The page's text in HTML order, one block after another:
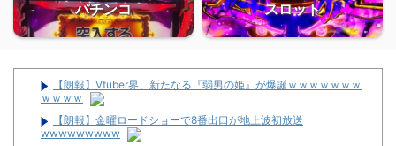
パチンコ スロット
【朗報】Vtuber界、新たなる『弱男の姫』が爆誕ｗｗｗｗｗｗｗ
ｗｗｗｗ
【朗報】金曜ロードショーで8番出口が地上波初放送
wwwwwwwww